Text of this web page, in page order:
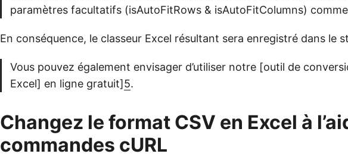
paramètres facultatifs (isAutoFitRows & isAutoFitColumns)
En conséquence, le classeur Excel résultant sera enregistré dans le
Vous pouvez également envisager d’utiliser notre [outil de
Excel] en ligne gratuit]5.
Changez le format CSV en Excel à
commandes cURL